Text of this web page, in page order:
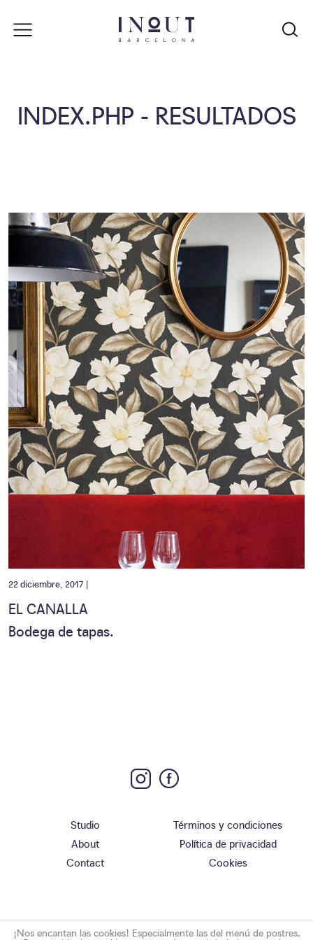
INDEX.PHP - RESULTADOS
22 diciembre, 2017 |
EL CANALLA
Bodega de tapas.
Studio
About
Contact
Términos y condiciones
Política de privacidad
Cookies
¡Nos encantan las cookies! Especialmente las del menú de postres.